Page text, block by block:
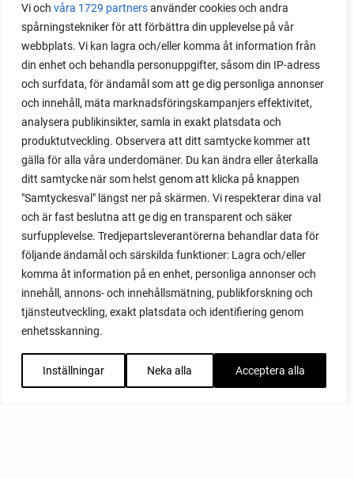
Vi och våra 1729 partnersanvänder cookies och andra
spårningstekniker för att förbättra din upplevelse på vår
webbplats. Vi kan lagra och/eller komma åt information från
din enhet och behandla personuppgifter, såsom din IP-adress
och surfdata, för ändamål som att ge dig personliga annonser
och innehåll, mäta marknadsföringskampanjers effektivitet,
analysera publikinsikter, samla in exakt platsdata och
produktutveckling. Observera att ditt samtycke kommer att
gälla för alla våra underdomäner. Du kan ändra eller återkalla
ditt samtycke när som helst genom att klicka på knappen
"Samtyckesval" längst ner på skärmen. Vi respekterar dina val
och är fast beslutna att ge dig en transparent och säker
surfupplevelse. Tredjepartsleverantörerna behandlar data för
följande ändamål och särskilda funktioner: Lagra och/eller
komma åt information på en enhet, personliga annonser och
innehåll, annons- och innehållsmätning, publikforskning och
tjänsteutveckling, exakt platsdata och identifiering genom
enhetsskanning.
Inställningar Neka alla Acceptera alla
Med det här smarta knepet kan du odla också stora
växter i en pallkrage tillsammans med andra växter.
Perfekt om du vill odla mycket i på liten yta.